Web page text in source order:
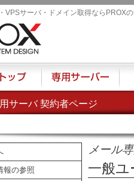
サーバ 契約者ページ
VPSサーバ・ドメイン取得ならPROX
報の参照
メール
一般
専用サーバー VPS